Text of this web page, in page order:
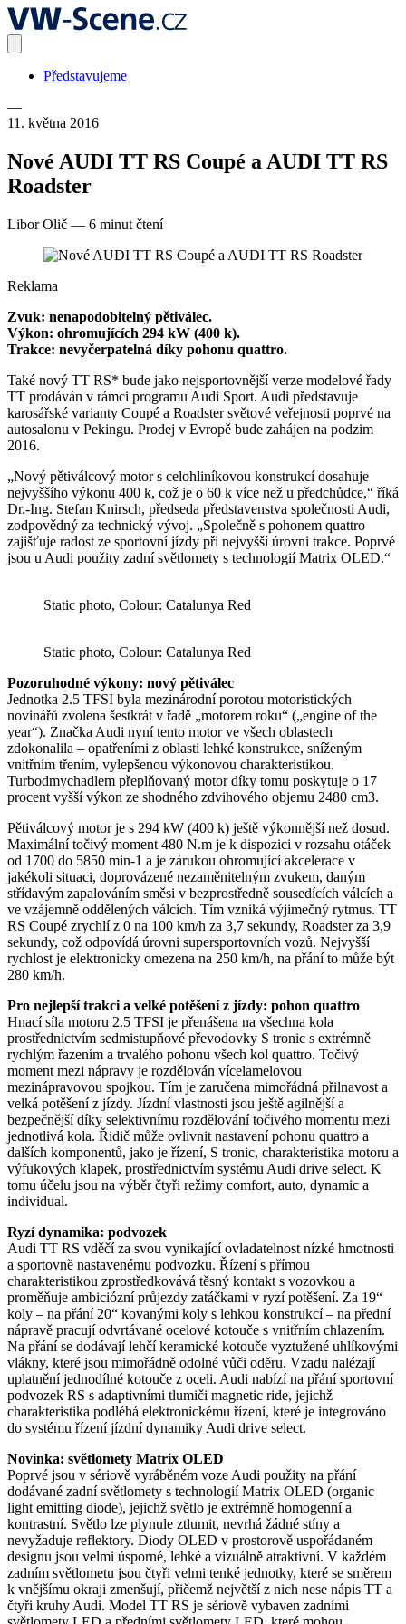
Představujeme
—
11. května 2016
Nové AUDI TT RS Coupé a AUDI TT RS
Roadster
Libor Olič — 6 minut čtení
Reklama
Zvuk: nenapodobitelný pětiválec.
Výkon: ohromujících 294 kW (400 k).
Trakce: nevyčerpatelná díky pohonu quattro.
Také nový TT RS* bude jako nejsportovnější verze modelové řady
TT prodáván v rámci programu Audi Sport. Audi představuje
karosářské varianty Coupé a Roadster světové veřejnosti poprvé na
autosalonu v Pekingu. Prodej v Evropě bude zahájen na podzim
2016.
„Nový pětiválcový motor s celohliníkovou konstrukcí dosahuje
nejvyššího výkonu 400 k, což je o 60 k více než u předchůdce,“ říká
Dr.-Ing. Stefan Knirsch, předseda představenstva společnosti Audi,
zodpovědný za technický vývoj. „Společně s pohonem quattro
zajišťuje radost ze sportovní jízdy při nejvyšší úrovni trakce. Poprvé
jsou u Audi použity zadní světlomety s technologií Matrix OLED.“
Static photo, Colour: Catalunya Red
Static photo, Colour: Catalunya Red
Pozoruhodné výkony: nový pětiválec
Jednotka 2.5 TFSI byla mezinárodní porotou motoristických
novinářů zvolena šestkrát v řadě „motorem roku“ („engine of the
year“). Značka Audi nyní tento motor ve všech oblastech
zdokonalila – opatřeními z oblasti lehké konstrukce, sníženým
vnitřním třením, vylepšenou výkonovou charakteristikou.
Turbodmychadlem přeplňovaný motor díky tomu poskytuje o 17
procent vyšší výkon ze shodného zdvihového objemu 2480 cm3.
Pětiválcový motor je s 294 kW (400 k) ještě výkonnější než dosud.
Maximální točivý moment 480 N.m je k dispozici v rozsahu otáček
od 1700 do 5850 min-1 a je zárukou ohromující akcelerace v
jakékoli situaci, doprovázené nezaměnitelným zvukem, daným
střídavým zapalováním směsi v bezprostředně sousedících válcích a
ve vzájemně oddělených válcích. Tím vzniká výjimečný rytmus. TT
RS Coupé zrychlí z 0 na 100 km/h za 3,7 sekundy, Roadster za 3,9
sekundy, což odpovídá úrovni supersportovních vozů. Nejvyšší
rychlost je elektronicky omezena na 250 km/h, na přání to může být
280 km/h.
Pro nejlepší trakci a velké potěšení z jízdy: pohon quattro
Hnací síla motoru 2.5 TFSI je přenášena na všechna kola
prostřednictvím sedmistupňové převodovky S tronic s extrémně
rychlým řazením a trvalého pohonu všech kol quattro. Točivý
moment mezi nápravy je rozdělován vícelamelovou
mezinápravovou spojkou. Tím je zaručena mimořádná přilnavost a
velká potěšení z jízdy. Jízdní vlastnosti jsou ještě agilnější a
bezpečnější díky selektivnímu rozdělování točivého momentu mezi
jednotlivá kola. Řidič může ovlivnit nastavení pohonu quattro a
dalších komponentů, jako je řízení, S tronic, charakteristika motoru a
výfukových klapek, prostřednictvím systému Audi drive select. K
tomu účelu jsou na výběr čtyři režimy comfort, auto, dynamic a
individual.
Ryzí dynamika: podvozek
Audi TT RS vděčí za svou vynikající ovladatelnost nízké hmotnosti
a sportovně nastavenému podvozku. Řízení s přímou
charakteristikou zprostředkovává těsný kontakt s vozovkou a
proměňuje ambiciózní průjezdy zatáčkami v ryzí potěšení. Za 19“
koly – na přání 20“ kovanými koly s lehkou konstrukcí – na přední
nápravě pracují odvrtávané ocelové kotouče s vnitřním chlazením.
Na přání se dodávají lehčí keramické kotouče vyztužené uhlíkovými
vlákny, které jsou mimořádně odolné vůči oděru. Vzadu nalézají
uplatnění jednodílné kotouče z oceli. Audi nabízí na přání sportovní
podvozek RS s adaptivními tlumiči magnetic ride, jejichž
charakteristika podléhá elektronickému řízení, které je integrováno
do systému řízení jízdní dynamiky Audi drive select.
Novinka: světlomety Matrix OLED
Poprvé jsou v sériově vyráběném voze Audi použity na přání
dodávané zadní světlomety s technologií Matrix OLED (organic
light emitting diode), jejichž světlo je extrémně homogenní a
kontrastní. Světlo lze plynule ztlumit, nevrhá žádné stíny a
nevyžaduje reflektory. Diody OLED v prostorově uspořádaném
designu jsou velmi úsporné, lehké a vizuálně atraktivní. V každém
zadním světlometu jsou čtyři velmi tenké jednotky, které se směrem
k vnějšímu okraji zmenšují, přičemž největší z nich nese nápis TT a
čtyři kruhy Audi. Model TT RS je sériově vybaven zadními